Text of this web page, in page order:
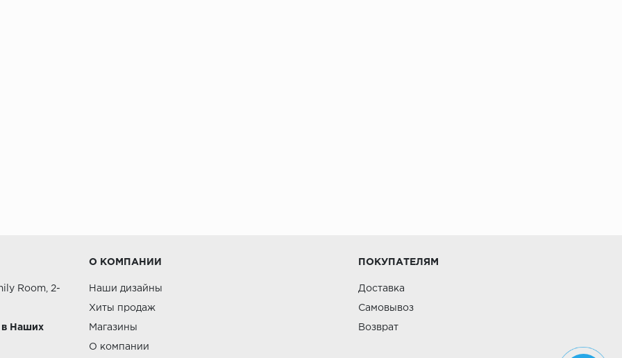
Room, 2-
в Наших
О КОМПАНИИ
Наши дизайны
Хиты продаж
Магазины
О компании
ПОКУПАТЕЛЯМ
Доставка
Самовывоз
Возврат